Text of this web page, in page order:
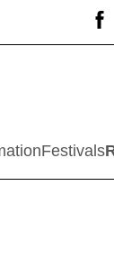
Festivals